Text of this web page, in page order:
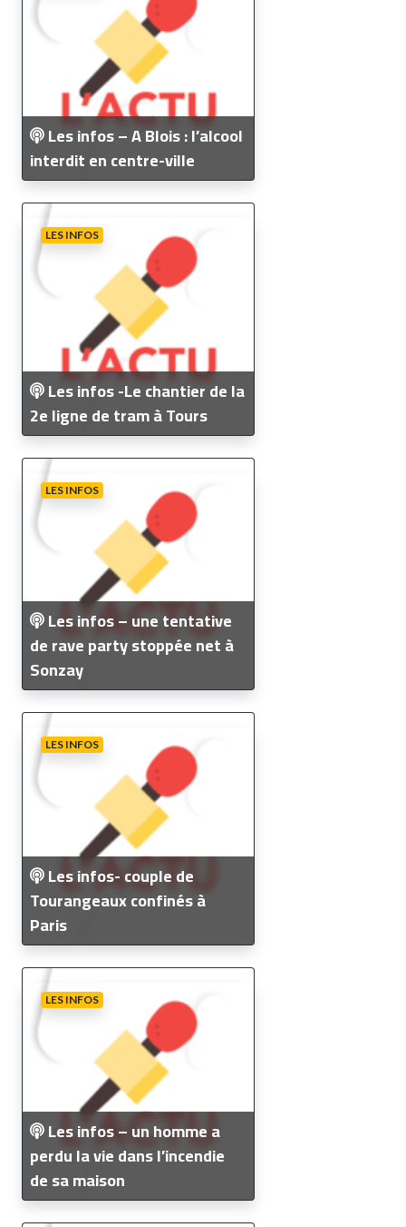
Les infos – A Blois : l’alcool
interdit en centre-ville
LES INFOS
Les infos -Le chantier de la
2e ligne de tram à Tours
LES INFOS
Les infos – une tentative
de rave party stoppée net à
Sonzay
LES INFOS
Les infos- couple de
Tourangeaux confinés à
Paris
LES INFOS
Les infos – un homme a
perdu la vie dans l’incendie
de sa maison